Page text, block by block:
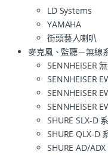
LD Systems
YAMAHA
街頭藝人喇叭
麥克風、監聽－無線
SENNHEISER
SENNHEISER
SENNHEISER
SENNHEISER
SHURE SLX-D
SHURE QLX-D
SHURE AD/